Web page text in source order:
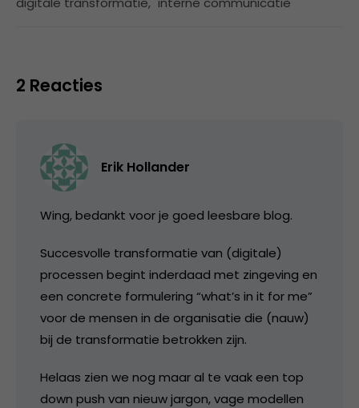
2 Reacties
Erik Hollander
Wing, bedankt voor je goed leesbare blog.
Succesvolle transformatie van (digitale)
processen begint inderdaad met zingeving en
een concrete formulering “what’s in it for me”
voor de mensen in de organisatie die (nauw)
bij de transformatie betrokken zijn.
Helaas zien we nog maar al te vaak een top
down push van nieuw jargon, vage modellen